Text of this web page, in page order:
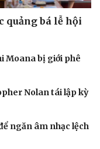
quảng bá lễ hội
Moana bị giới phê
Nolan tái lập kỳ
ngăn âm nhạc lệch